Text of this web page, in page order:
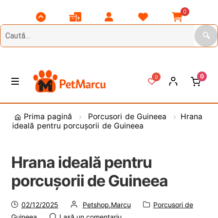
🔍
Treci
Sări
M
i
u
0 0
CAINI
PASARI
PESCUIT
Prima pagină Porcusori de Guineea
Hrana
ideală pentru porcușorii de Guineea
Hrana ideală pentru
porcușorii de Guineea
Postat
pe
02/12/2025 de
Petshop.Marcu Categorie:
Porcusori de
Scroll
ComenzileContul
0
Coșul
Meu